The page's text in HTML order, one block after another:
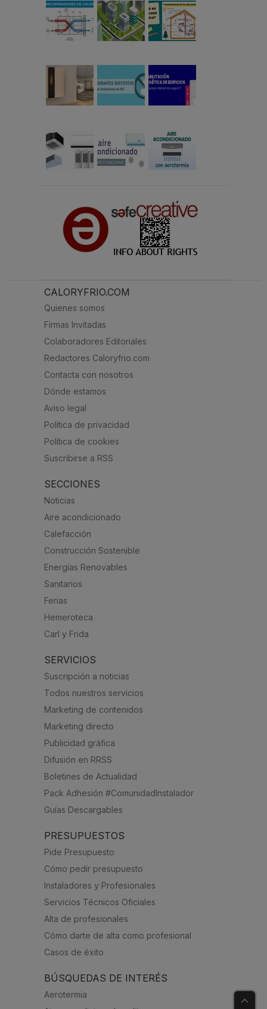
CALORYFRIO.COM
Quienes somos
Firmas Invitadas
Colaboradores Editoriales
Redactores Caloryfrio.com
Contacta con nosotros
Dónde estamos
Aviso legal
Política de privacidad
Política de cookies
Suscribirse a RSS
SECCIONES
Noticias
Aire acondicionado
Calefacción
Construcción Sostenible
Energías Renovables
Sanitarios
Ferias
Hemeroteca
Carl y Frida
SERVICIOS
Suscripción a noticias
Todos nuestros servicios
Marketing de contenidos
Marketing directo
Publicidad gráfica
Difusión en RRSS
Boletines de Actualidad
Pack Adhesión #ComunidadInstalador
Guías Descargables
PRESUPUESTOS
Pide Presupuesto
Cómo pedir presupuesto
Instaladores y Profesionales
Servicios Técnicos Oficiales
Alta de profesionales
Cómo darte de alta como profesional
Casos de éxito
BÚSQUEDAS DE INTERÉS
Aerotermia